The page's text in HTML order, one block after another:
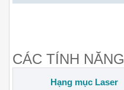
CÁC TÍNH
Hạng mục Laser